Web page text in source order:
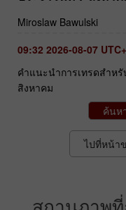
Miroslaw Bawulski
09:32 2026-08-07
คำแนะนำการเทรดสำห
สิงหาคม
ค้นห
ไปที่หน้า